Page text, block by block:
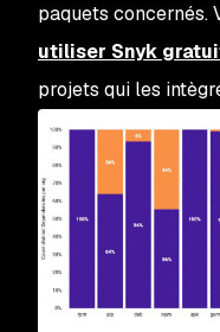
paquets concernés.
utiliser Snyk
projets qui les